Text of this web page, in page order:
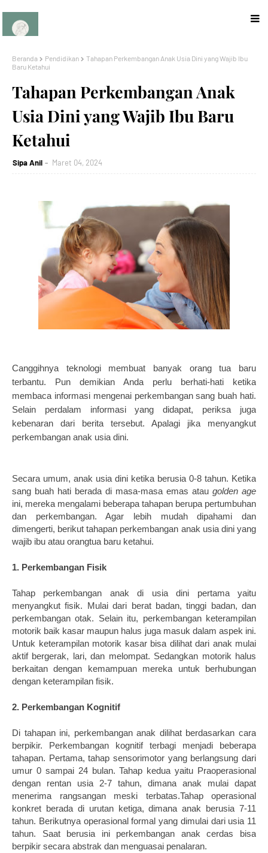
Beranda Pendidikan
Tahapan Perkembangan Anak Usia Dini yang Wajib Ibu
Baru Ketahui
Tahapan Perkembangan Anak
Usia Dini yang Wajib Ibu Baru
Ketahui
Sipa Anil Maret 04, 2024
Canggihnya teknologi membuat banyak orang tua baru
terbantu. Pun demikian Anda perlu berhati-hati ketika
membaca informasi mengenai perkembangan sang buah hati.
Selain perdalam informasi yang didapat, periksa juga
kebenaran dari berita tersebut. Apalagi jika menyangkut
perkembangan anak usia dini.
Secara umum, anak usia dini ketika berusia 0-8 tahun. Ketika
sang buah hati berada di masa-masa emas atau
ini, mereka mengalami beberapa tahapan berupa pertumbuhan
dan perkembangan. Agar lebih mudah dipahami dan
dimengerti, berikut tahapan perkembangan anak usia dini yang
wajib ibu atau orangtua baru ketahui.
1. Perkembangan Fisik
Tahap perkembangan anak di usia dini pertama yaitu
menyangkut fisik. Mulai dari berat badan, tinggi badan, dan
perkembangan otak. Selain itu, perkembangan keterampilan
motorik baik kasar maupun halus juga masuk dalam aspek ini.
Untuk keterampilan motorik kasar bisa dilihat dari anak mulai
aktif bergerak, lari, dan melompat. Sedangkan motorik halus
berkaitan dengan kemampuan mereka untuk berhubungan
dengan keterampilan fisik.
2. Perkembangan Kognitif
Di tahapan ini, perkembangan anak dilihat berdasarkan cara
berpikir. Perkembangan kognitif terbagi menjadi beberapa
tahapan. Pertama, tahap sensorimotor yang berlangsung dari
umur 0 sampai 24 bulan. Tahap kedua yaitu Praoperasional
dengan rentan usia 2-7 tahun, dimana anak mulai dapat
menerima rangsangan meski terbatas.Tahap operasional
konkret berada di urutan ketiga, dimana anak berusia 7-11
tahun. Berikutnya operasional formal yang dimulai dari usia 11
tahun. Saat berusia ini perkembangan anak cerdas bisa
berpikir secara abstrak dan menguasai penalaran.